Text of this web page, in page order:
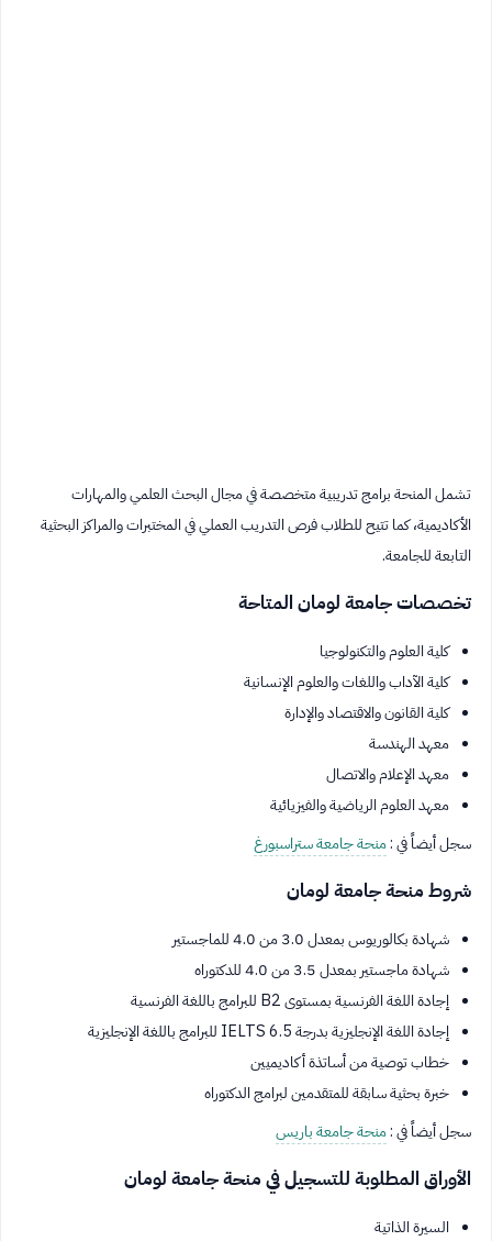
تشمل المنحة برامج تدريبية متخصصة في مجال البحث العلمي والمهارات
الأكاديمية، كما تتيح للطلاب فرص التدريب العملي في المختبرات والمراكز البحثية
التابعة للجامعة.
تخصصات جامعة لومان المتاحة
كلية العلوم والتكنولوجيا
كلية الآداب واللغات والعلوم الإنسانية
كلية القانون والاقتصاد والإدارة
معهد الهندسة
معهد الإعلام والاتصال
معهد العلوم الرياضية والفيزيائية
سجل أيضاً في :منحة جامعة ستراسبورغ
شروط منحة جامعة لومان
شهادة بكالوريوس بمعدل 3.0 من 4.0 للماجستير
شهادة ماجستير بمعدل 3.5 من 4.0 للدكتوراه
إجادة اللغة الفرنسية بمستوى B2 للبرامج باللغة الفرنسية
إجادة اللغة الإنجليزية بدرجة IELTS 6.5 للبرامج باللغة الإنجليزية
خطاب توصية من أساتذة أكاديميين
خبرة بحثية سابقة للمتقدمين لبرامج الدكتوراه
سجل أيضاً في :منحة جامعة باريس
الأوراق المطلوبة للتسجيل في منحة جامعة لومان
السيرة الذاتية